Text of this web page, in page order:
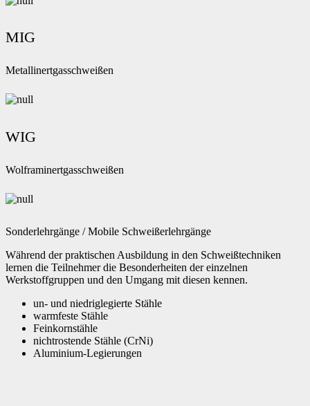
MIG
Metallinertgasschweißen
WIG
Wolframinertgasschweißen
Sonderlehrgänge / Mobile Schweißerlehrgänge
Während der praktischen Ausbildung in den Schweißtechniken
lernen die Teilnehmer die Besonderheiten der einzelnen
Werkstoffgruppen und den Umgang mit diesen kennen.
un- und niedriglegierte Stähle
warmfeste Stähle
Feinkornstähle
nichtrostende Stähle (CrNi)
Aluminium-Legierungen